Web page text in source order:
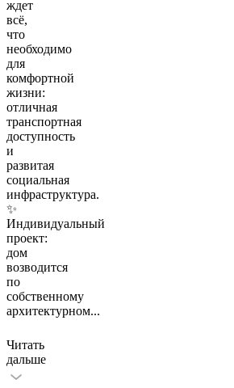
ждет
всё,
что
необходимо
для
комфортной
жизни:
отличная
транспортная
доступность
и
развитая
социальная
инфраструктура.
✨
Индивидуальный
проект:
дом
возводится
по
собственному
архитектурном...
Читать
дальше